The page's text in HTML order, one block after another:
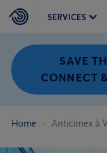
SERVICES
SAVE
CONNECT
Home Anticimex à